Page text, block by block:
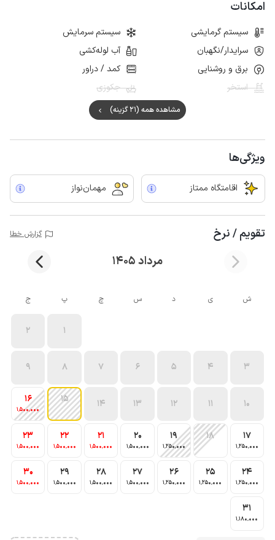
امکانات
سیستم گرمایشی
سیستم سرمایش
سرایدار/نگهبان
آب لوله‌کشی
برق و روشنایی
کمد / دراور
استخر
جکوزی
مشاهده همه (21 گزینه)
ویژگی‌ها
اقامتگاه ممتاز مهمان‌نواز
تقویم / نرخ گزارش خطا
مرداد 1405
ش ی د س چ پ ج
1
2
3
4
5
6
7
8
9
10
11
12
13
14
15
16
1٬500٬000
17
1٬250٬000
18
19
1٬250٬000
20
1٬500٬000
21
1٬500٬000
22
1٬500٬000
23
1٬500٬000
24
1٬250٬000
25
1٬250٬000
26
1٬250٬000
27
1٬500٬000
28
1٬500٬000
29
1٬500٬000
30
1٬500٬000
31
1٬180٬000